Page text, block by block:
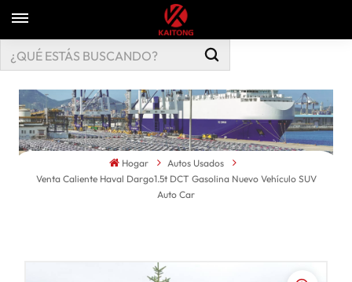
Hogar
Autos Usados
Venta Caliente Haval Dargo1.5t DCT Gasolina Nuevo Vehículo SUV
Auto Car